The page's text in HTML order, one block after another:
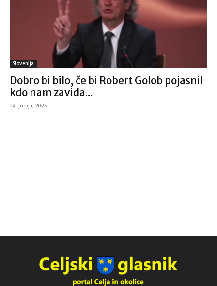
Slovenija
Dobro bi bilo, če bi Robert Golob pojasnil
kdo nam zavida...
24. junija, 2025